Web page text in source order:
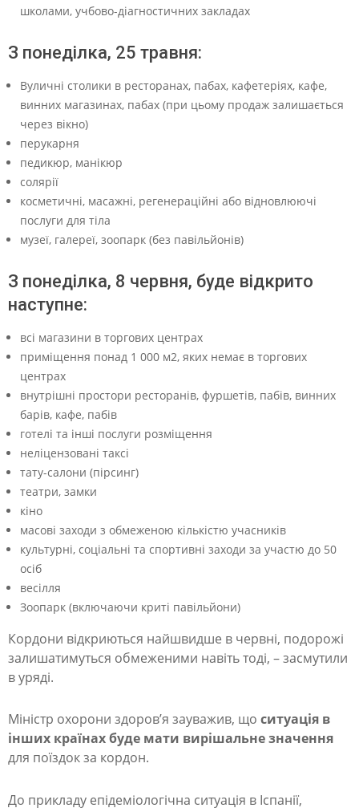
у
в
е
х
школами, учбово-діагностичних закладах
З понеділка, 25 травня:
Вуличні столики в ресторанах, пабах, кафетеріях, кафе,
винних магазинах, пабах (при цьому продаж залишається
через вікно)
перукарня
педикюр, манікюр
солярії
косметичні, масажні, регенераційні або відновлюючі
послуги для тіла
музеї, галереї, зоопарк (без павільйонів)
З понеділка, 8 червня, буде відкрито
наступне:
всі магазини в торгових центрах
приміщення понад 1 000 м2, яких немає в торгових
центрах
внутрішні простори ресторанів, фуршетів, пабів, винних
барів, кафе, пабів
готелі та інші послуги розміщення
неліцензовані таксі
тату-салони (пірсинг)
театри, замки
кіно
масові заходи з обмеженою кількістю учасників
культурні, соціальні та спортивні заходи за участю до 50
осіб
весілля
Зоопарк (включаючи криті павільйони)
Кордони відкриються найшвидше в червні, подорожі
залишатимуться обмеженими навіть тоді, – засмутили
в уряді.
Міністр охорони здоров’я зауважив, що ситуація в
інших країнах буде мати вирішальне значення
для поїздок за кордон.
До прикладу епідеміологічна ситуація в Іспанії,